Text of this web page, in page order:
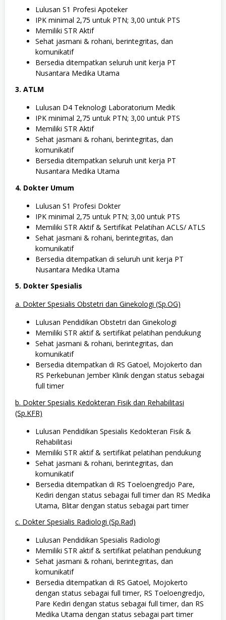
Lulusan S1 Profesi Apoteker
IPK minimal 2,75 untuk PTN; 3,00 untuk PTS
Memiliki STR Aktif
Sehat jasmani & rohani, berintegritas, dan
komunikatif
Bersedia ditempatkan seluruh unit kerja PT
Nusantara Medika Utama
3. ATLM
Lulusan D4 Teknologi Laboratorium Medik
IPK minimal 2,75 untuk PTN; 3,00 untuk PTS
Memiliki STR Aktif
Sehat jasmani & rohani, berintegritas, dan
komunikatif
Bersedia ditempatkan seluruh unit kerja PT
Nusantara Medika Utama
4. Dokter Umum
Lulusan S1 Profesi Dokter
IPK minimal 2,75 untuk PTN; 3,00 untuk PTS
Memiliki STR Aktif & Sertifikat Pelatihan ACLS/ ATLS
Sehat jasmani & rohani, berintegritas, dan
komunikatif
Bersedia ditempatkan di seluruh unit kerja PT
Nusantara Medika Utama
5. Dokter Spesialis
a. Dokter Spesialis Obstetri dan Ginekologi (Sp.OG)
Lulusan Pendidikan Obstetri dan Ginekologi
Memiliki STR aktif & sertifikat pelatihan pendukung
Sehat jasmani & rohani, berintegritas, dan
komunikatif
Bersedia ditempatkan di RS Gatoel, Mojokerto dan
RS Perkebunan Jember Klinik dengan status sebagai
full timer
b. Dokter Spesialis Kedokteran Fisik dan Rehabilitasi
(Sp.KFR)
Lulusan Pendidikan Spesialis Kedokteran Fisik &
Rehabilitasi
Memiliki STR aktif & sertifikat pelatihan pendukung
Sehat jasmani & rohani, berintegritas, dan
komunikatif
Bersedia ditempatkan di RS Toeloengredjo Pare,
Kediri dengan status sebagai full timer dan RS Medika
Utama, Blitar dengan status sebagai part timer
c. Dokter Spesialis Radiologi (Sp.Rad)
Lulusan Pendidikan Spesialis Radiologi
Memiliki STR aktif & sertifikat pelatihan pendukung
Sehat jasmani & rohani, berintegritas, dan
komunikatif
Bersedia ditempatkan di RS Gatoel, Mojokerto
dengan status sebagai full timer, RS Toeloengredjo,
Pare Kediri dengan status sebagai full timer, dan RS
Medika Utama dengan status sebagai part timer